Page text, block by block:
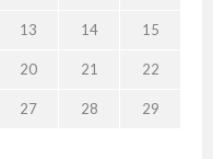
13 14 15
20 21 22
27 28 29